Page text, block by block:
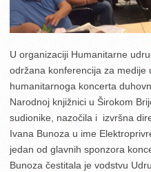
U organizaciji Humanitarne
održana konferencija za medije
humanitarnoga koncerta
Narodnoj knjižnici u Širokom
sudionike, nazočila i izvršna
Ivana Bunoza u ime
jedan od glavnih sponzora
Bunoza čestitala je vodstvu